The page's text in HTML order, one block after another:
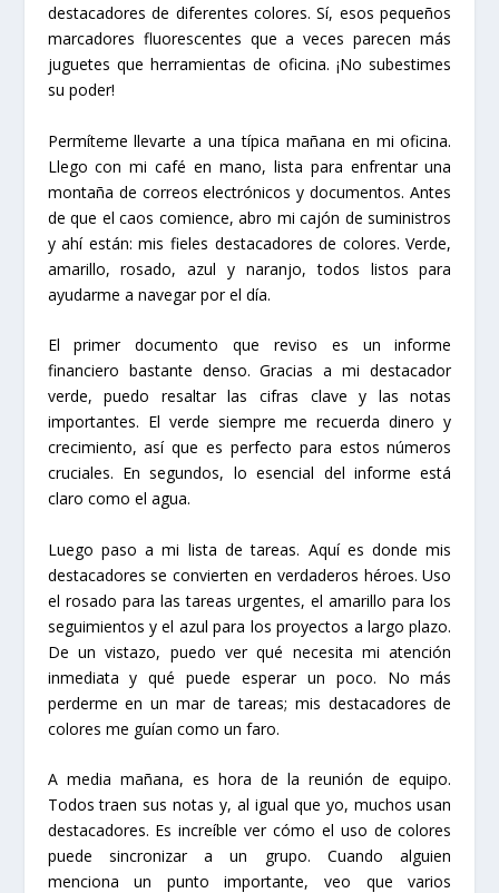
destacadores de diferentes colores. Sí, esos pequeños
marcadores fluorescentes que a veces parecen más
juguetes que herramientas de oficina. ¡No subestimes
su poder!
Permíteme llevarte a una típica mañana en mi oficina.
Llego con mi café en mano, lista para enfrentar una
montaña de correos electrónicos y documentos. Antes
de que el caos comience, abro mi cajón de suministros
y ahí están: mis fieles destacadores de colores. Verde,
amarillo, rosado, azul y naranjo, todos listos para
ayudarme a navegar por el día.
El primer documento que reviso es un informe
financiero bastante denso. Gracias a mi destacador
verde, puedo resaltar las cifras clave y las notas
importantes. El verde siempre me recuerda dinero y
crecimiento, así que es perfecto para estos números
cruciales. En segundos, lo esencial del informe está
claro como el agua.
Luego paso a mi lista de tareas. Aquí es donde mis
destacadores se convierten en verdaderos héroes. Uso
el rosado para las tareas urgentes, el amarillo para los
seguimientos y el azul para los proyectos a largo plazo.
De un vistazo, puedo ver qué necesita mi atención
inmediata y qué puede esperar un poco. No más
perderme en un mar de tareas; mis destacadores de
colores me guían como un faro.
A media mañana, es hora de la reunión de equipo.
Todos traen sus notas y, al igual que yo, muchos usan
destacadores. Es increíble ver cómo el uso de colores
puede sincronizar a un grupo. Cuando alguien
menciona un punto importante, veo que varios